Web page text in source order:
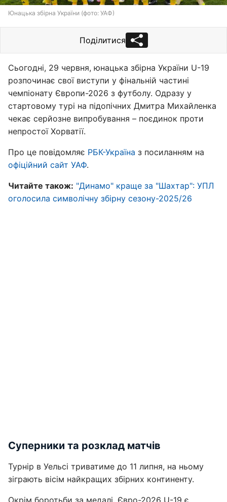
Юнацька збірна України (фото: УАФ)
Поділитися
Сьогодні, 29 червня, юнацька збірна України U-19
розпочинає свої виступи у фінальній частині
чемпіонату Європи-2026 з футболу. Одразу у
стартовому турі на підопічних Дмитра Михайленка
чекає серйозне випробування – поєдинок проти
непростої Хорватії.
Про це повідомляє РБК-Україна з посиланням на
офіційний сайт УАФ.
Читайте також: "Динамо" краще за "Шахтар": УПЛ
оголосила символічну збірну сезону-2025/26
Суперники та розклад матчів
Турнір в Уельсі триватиме до 11 липня, на ньому
зіграють вісім найкращих збірних континенту.
Окрім боротьби за медалі, Євро-2026 U-19 є